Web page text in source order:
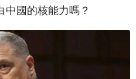
國的核能力嗎？